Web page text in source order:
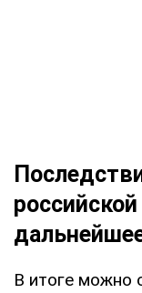
В итоге можно